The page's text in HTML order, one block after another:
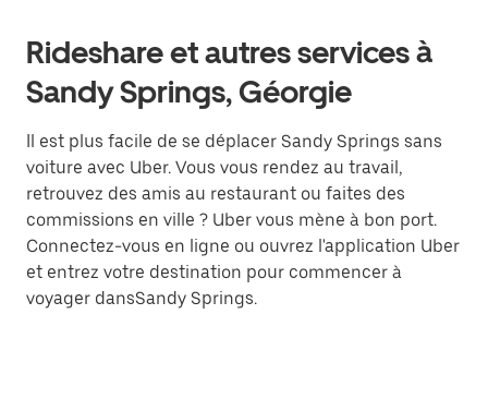
Rideshare et autres services à
Sandy Springs, Géorgie
Il est plus facile de se déplacer Sandy Springs sans
voiture avec Uber. Vous vous rendez au travail,
retrouvez des amis au restaurant ou faites des
commissions en ville ? Uber vous mène à bon port.
Connectez-vous en ligne ou ouvrez l'application Uber
et entrez votre destination pour commencer à
voyager dansSandy Springs.